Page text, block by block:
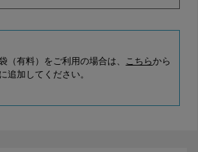
（有料）をご利用の場合は、 こちらから
追加してください。